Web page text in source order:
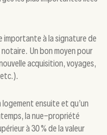
importante à la signature de
Un bon moyen pour
acquisition, voyages,
logement ensuite et qu’un
la nue-propriété
à 30 % de la valeur